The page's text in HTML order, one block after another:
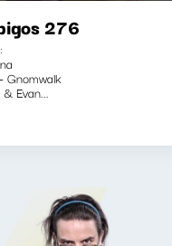
276
Gnomwalk
Evan...